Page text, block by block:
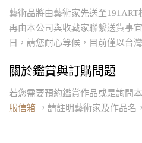
藝術品將由藝術家先送至191ART
再由本公司與收藏家聯繫送貨事
日，請您耐心等候，目前僅以台
關於鑑賞與訂購問題
若您需要預約鑑賞作品或是詢問
服信箱
，請註明藝術家及作品名